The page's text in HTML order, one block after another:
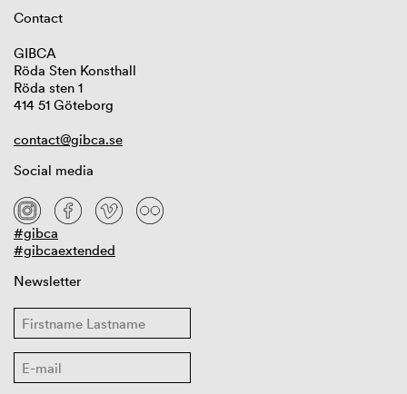
Contact
GIBCA
Röda Sten Konsthall
Röda sten 1
414 51 Göteborg
contact@gibca.se
Social media
#gibca
#gibcaextended
Newsletter